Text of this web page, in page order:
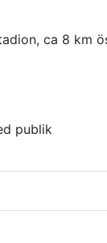
ca 8 km
publik